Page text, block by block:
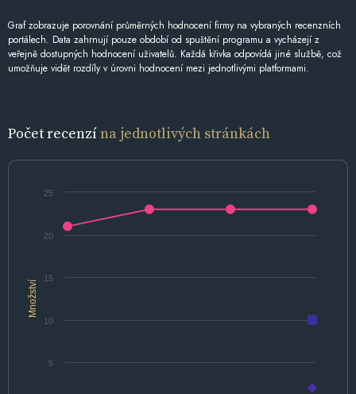
Graf zobrazuje porovnání průměrných hodnocení firmy na vybraných recenzních
portálech. Data zahrnují pouze období od spuštění programu a vycházejí z
veřejně dostupných hodnocení uživatelů. Každá křivka odpovídá jiné službě, což
umožňuje vidět rozdíly v úrovni hodnocení mezi jednotlivými platformami.
Počet recenzína jednotlivých stránkách
Množství
5
10
15
20
25